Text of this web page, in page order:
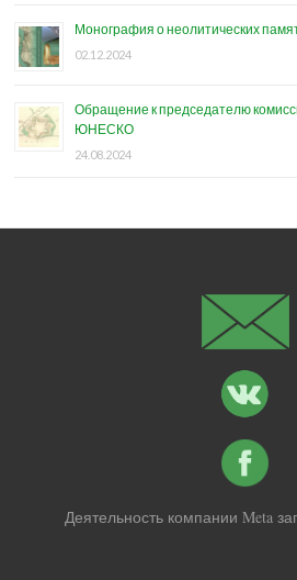
Монография о неолитических
02.12.2024
Обращение к председателю
ЮНЕСКО
24.08.2024
Деятельность компании Meta